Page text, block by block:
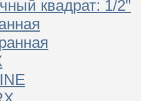
квадрат: 1/2"